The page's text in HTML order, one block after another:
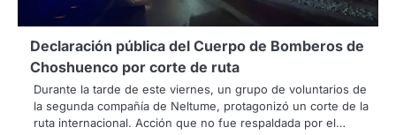
Declaración pública del Cuerpo de Bomberos de
Choshuenco por corte de ruta
Durante la tarde de este viernes, un grupo de voluntarios de
la segunda compañía de Neltume, protagonizó un corte de la
ruta internacional. Acción que no fue respaldada por el…